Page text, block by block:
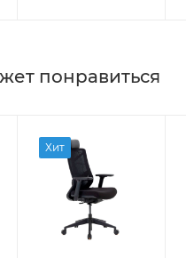
понравиться
Хит